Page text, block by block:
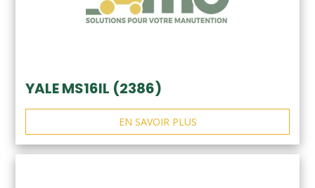
YALE MS16IL (2386)
EN SAVOIR PLUS